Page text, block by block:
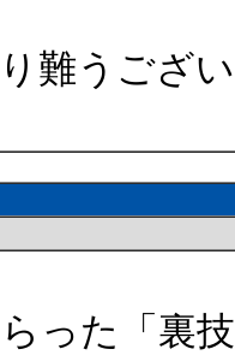
難うござ
った「裏